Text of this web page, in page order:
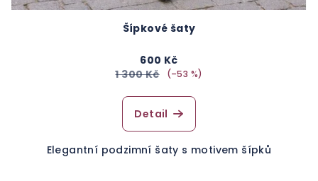
Šípkové šaty
600 Kč
1 300 Kč
(–53 %)
Detail
Elegantní podzimní šaty s motivem šípků